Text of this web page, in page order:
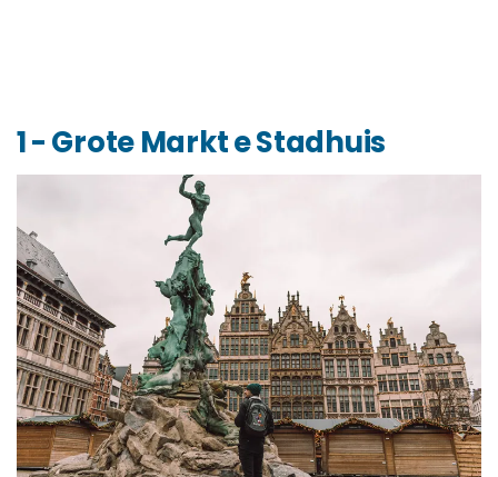
1 - Grote Markt e Stadhuis